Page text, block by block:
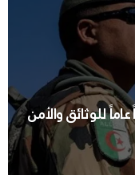
للوثائق والأمن